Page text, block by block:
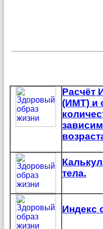
Расчёт
(ИМТ) и
тела.
Индекс